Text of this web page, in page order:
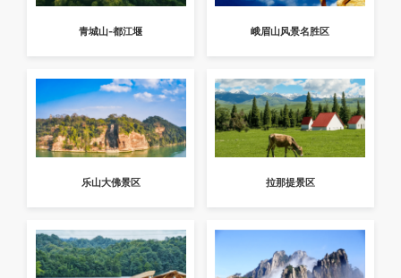
青城山-都江堰 峨眉山风景名胜区
乐山大佛景区 拉那提景区